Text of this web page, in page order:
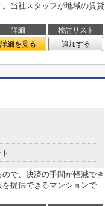
当社スタッフが地域の賃貸
詳細
検討リスト
詳細を見る 追加する
で、決済の手間が軽減でき
提供できるマンションで